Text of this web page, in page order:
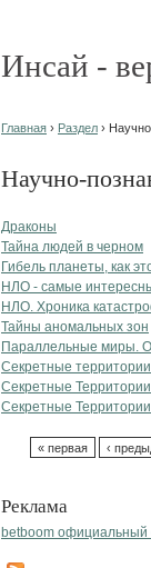
Инсай -
Главная › Раздел ›
Научно-
Драконы
Тайна людей в черном
Гибель планеты, как
НЛО - самые
НЛО. Хроника
Тайны аномальных зон
Параллельные миры.
Секретные
Секретные
Секретные
« первая ‹
Реклама
betboom официальный